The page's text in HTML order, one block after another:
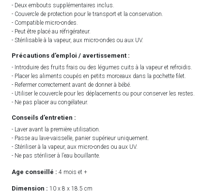
- Deux embouts supplémentaires inclus.
- Couvercle de protection pour le transport et la conservation.
- Compatible micro-ondes.
- Peut être placé au réfrigérateur.
- Stérilisable à la vapeur, aux micro-ondes ou aux UV.
Précautions d’emploi / avertissement :
- Introduire des fruits frais ou des légumes cuits à la vapeur et refroidis.
- Placer les aliments coupés en petits morceaux dans la pochette filet.
- Refermer correctement avant de donner à bébé.
- Utiliser le couvercle pour les déplacements ou pour conserver les restes.
- Ne pas placer au congélateur.
Conseils d’entretien :
- Laver avant la première utilisation.
- Passe au lave-vaisselle, panier supérieur uniquement.
- Stériliser à la vapeur, aux micro-ondes ou aux UV.
- Ne pas stériliser à l’eau bouillante.
Age conseillé : 4 mois et +
Dimension : 10 x 8 x 18.5 cm